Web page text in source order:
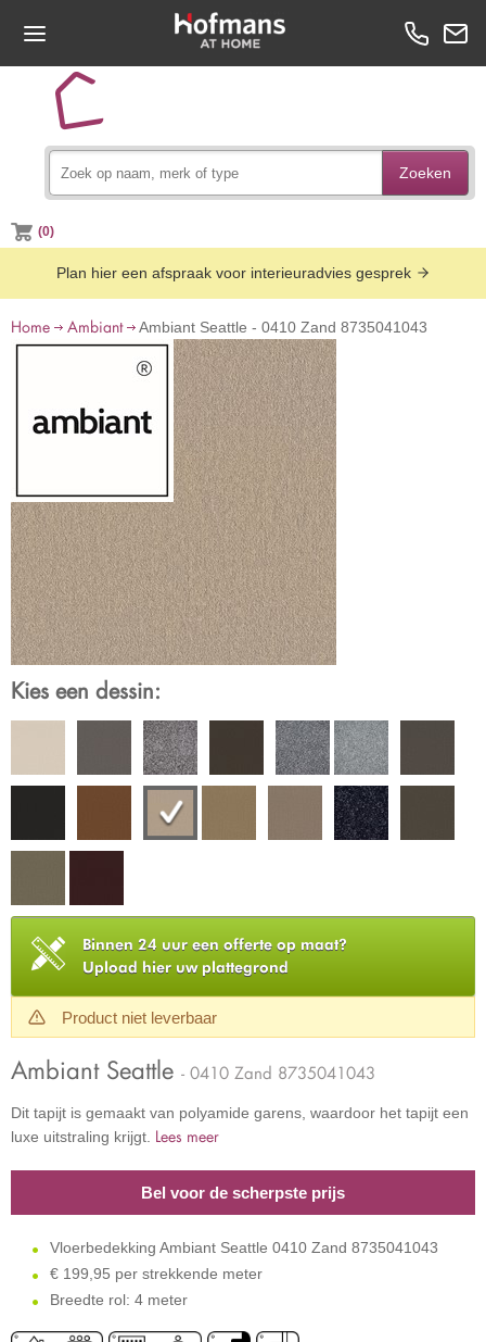
Zoeken
(0)
Plan hier een afspraak voor interieuradvies gesprek
Home Ambiant Ambiant Seattle - 0410 Zand 8735041043
Kies een dessin:
Binnen 24 uur een offerte op maat?
Upload hier uw plattegrond
Product niet leverbaar
Ambiant Seattle - 0410 Zand 8735041043
Dit tapijt is gemaakt van polyamide garens, waardoor het tapijt een
luxe uitstraling krijgt. Lees meer
Bel voor de scherpste prijs
Vloerbedekking Ambiant Seattle 0410 Zand 8735041043
€ 199,95 per strekkende meter
Breedte rol: 4 meter